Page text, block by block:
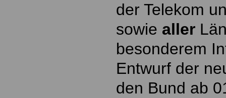
der Telekom
sowie aller
besonderem
Entwurf der
den Bund ab